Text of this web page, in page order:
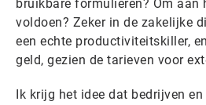
bruikbare formulieren? Om aan
voldoen? Zeker in de zakelijke
een echte productiviteitskiller,
geld, gezien de tarieven voor
Ik krijg het idee dat bedrijven